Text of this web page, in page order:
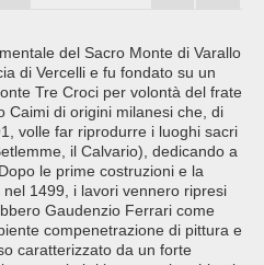
del Sacro Monte di Varallo
di Vercelli e fu fondato su un
Tre Croci per volontà del frate
Caimi di origini milanesi che, di
volle far riprodurre i luoghi sacri
il Calvario), dedicando a
le prime costruzioni e la
1499, i lavori vennero ripresi
Gaudenzio Ferrari come
compenetrazione di pittura e
caratterizzato da un forte